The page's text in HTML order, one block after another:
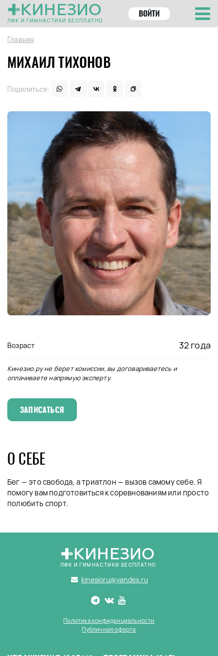
КИНЕЗИО
ЛФК И ГИМНАСТИКИ БЕСПЛАТНО
ВОЙТИ
Главная
МИХАИЛ ТИХОНОВ
Поделиться:
Возраст 32 года
Кинезио.ру не берет комиссии, вы договариваетесь и
оплачиваете напрямую эксперту.
ЗАПИСАТЬСЯ
О СЕБЕ
Бег — это свобода, а триатлон — вызов самому себе. Я
помогу вам подготовиться к соревнованиям или просто
полюбить спорт.
КИНЕЗИО
ЛФК И ГИМНАСТИКИ БЕСПЛАТНО
kinesioru@yandex.ru
Политика конфиденциальности
Публичная оферта